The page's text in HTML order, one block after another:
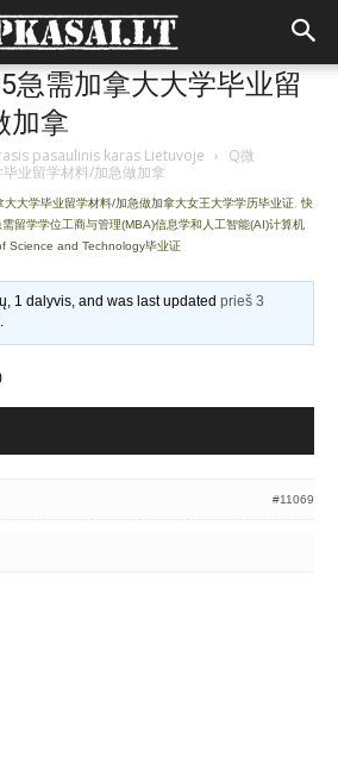
急需加拿大大学毕业留
加拿
pasaulinis karas Lietuvoje › Q微
业留学材料/加急做加拿
大学毕业留学材料/加急做加拿大女王大学学历毕业证 快
需留学学位工商与管理(MBA)信息学和人工智能(AI)计算机
Science and Technology毕业证
1 dalyvis, and was last updatedprieš 3
.
#11069